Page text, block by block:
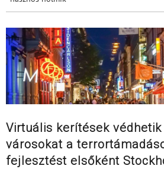
Virtuális kerítések védhetik
városokat a
fejlesztést elsőként